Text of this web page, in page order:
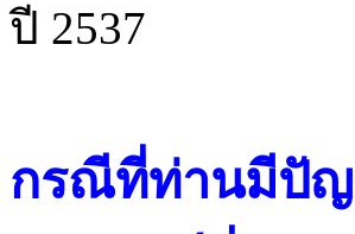
ปี 2537
กรณีที่ท่านมีปัญ